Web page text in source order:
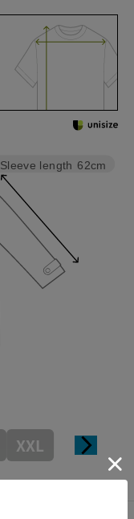
Sleeve length 62cm
XXL